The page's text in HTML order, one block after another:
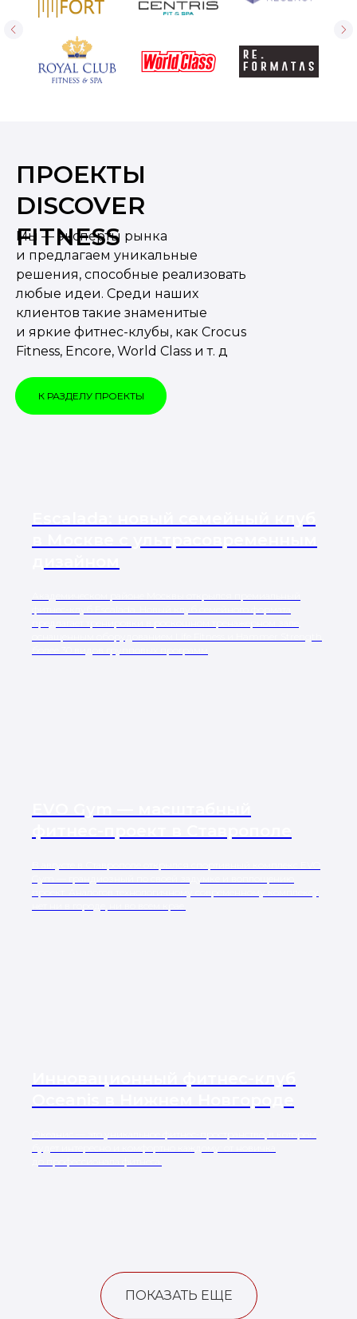
ПРОЕКТЫ
DISCOVER
FITNESS
Мы — эксперты рынка
и предлагаем уникальные
решения, способные реализовать
любые идеи. Среди наших
клиентов такие знаменитые
и яркие фитнес-клубы, как Crocus
Fitness, Encore, World Class и т. д
К РАЗДЕЛУ ПРОЕКТЫ
ПОКАЗАТЬ ЕЩЕ